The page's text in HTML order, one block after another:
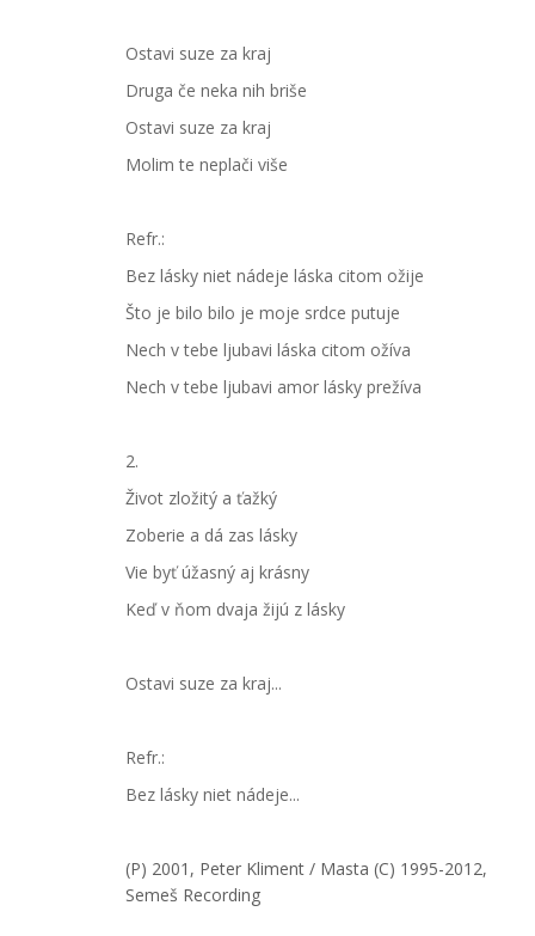
Ostavi suze za kraj
Druga če neka nih briše
Ostavi suze za kraj
Molim te neplači više
Refr.:
Bez lásky niet nádeje láska citom ožije
Što je bilo bilo je moje srdce putuje
Nech v tebe ljubavi láska citom ožíva
Nech v tebe ljubavi amor lásky prežíva
2.
Život zložitý a ťažký
Zoberie a dá zas lásky
Vie byť úžasný aj krásny
Keď v ňom dvaja žijú z lásky
Ostavi suze za kraj...
Refr.:
Bez lásky niet nádeje...
(P) 2001, Peter Kliment / Masta (C) 1995-2012,
Semeš Recording